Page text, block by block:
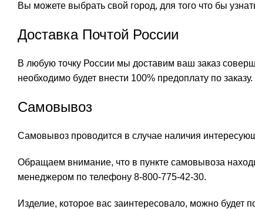
Вы можете выбрать свой город, для того что бы
Доставка Почтой России
В любую точку России мы доставим ваш заказ
необходимо будет внести 100% предоплату по заказу.
Самовывоз
Самовывоз проводится в случае наличия
Обращаем внимание, что в пункте самовывоза
менеджером по телефону 8-800-775-42-30.
Изделие, которое вас заинтересовало, можно будет